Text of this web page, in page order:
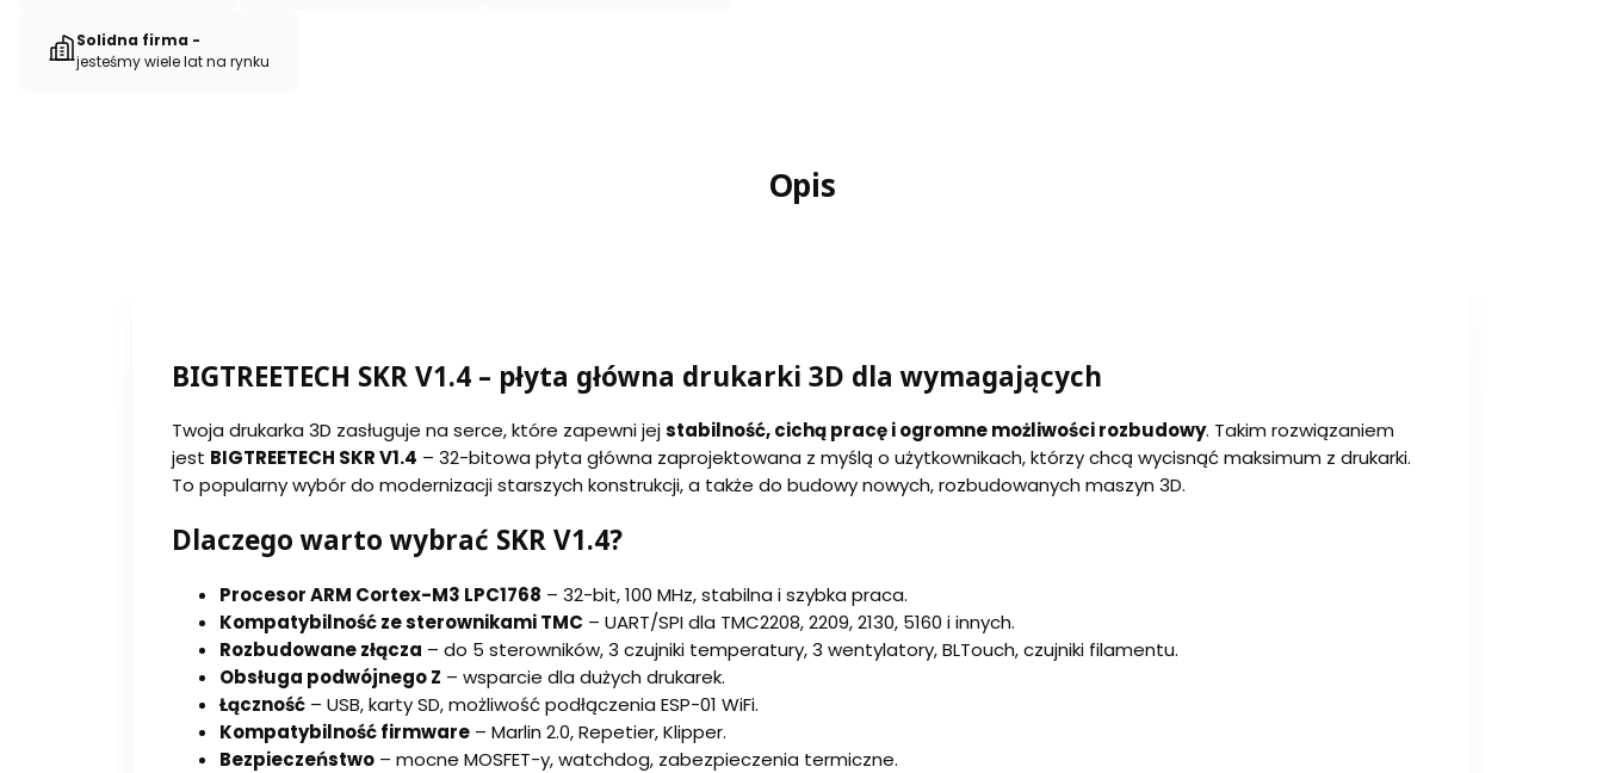
Solidna firma -
jesteśmy wiele lat na rynku
Opis
BIGTREETECH SKR V1.4 – płyta główna drukarki 3D dla wymagających
Twoja drukarka 3D zasługuje na serce, które zapewni jejstabilność, cichą pracę i ogromne możliwości rozbudowy. Takim rozwiązaniem
jest BIGTREETECH SKR V1.4 – 32-bitowa płyta główna zaprojektowana z myślą o użytkownikach, którzy chcą wycisnąć maksimum z drukarki.
To popularny wybór do modernizacji starszych konstrukcji, a także do budowy nowych, rozbudowanych maszyn 3D.
Dlaczego warto wybrać SKR V1.4?
Procesor ARM Cortex-M3 LPC1768 – 32-bit, 100 MHz, stabilna i szybka praca.
Kompatybilność ze sterownikami TMC – UART/SPI dla TMC2208, 2209, 2130, 5160 i innych.
Rozbudowane złącza – do 5 sterowników, 3 czujniki temperatury, 3 wentylatory, BLTouch, czujniki filamentu.
Obsługa podwójnego Z – wsparcie dla dużych drukarek.
Łączność – USB, karty SD, możliwość podłączenia ESP-01 WiFi.
Kompatybilność firmware – Marlin 2.0, Repetier, Klipper.
Bezpieczeństwo – mocne MOSFET-y, watchdog, zabezpieczenia termiczne.